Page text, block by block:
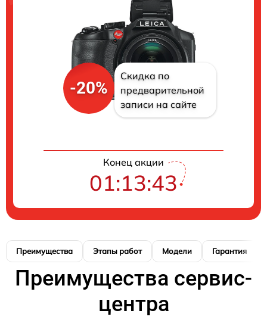
-20%
Скидка по
предварительной
записи на сайте
Конец акции
01:13:42
Преимущества Этапы работ Модели Гарантия
Преимущества сервис-
центра